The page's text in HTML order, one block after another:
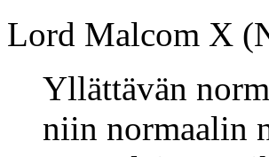
Lord Malcom X
Yllättävän
niin normaalin